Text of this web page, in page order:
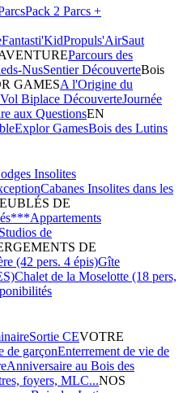
Pack 2 Parcs +
Fantasti'KidPropuls'AirSaut
Parcours des
NusSentier DécouverteBois
GAMESA l'Origine du
Vol Biplace DécouverteJournée
aux QuestionsEN
Explor GamesBois des Lutins
Insolites
Cabanes Insolites dans les
DE
Appartements
Studios de
DE
(42 pers. 4 épis)Gîte
Chalet de la Moselotte (18 pers,
Sortie CEVOTRE
de garçonEnterrement de vie de
Anniversaire au Bois des
foyers, MLC...NOS